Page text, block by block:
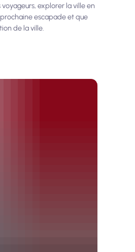
explorer la ville en
escapade et que
de la ville.